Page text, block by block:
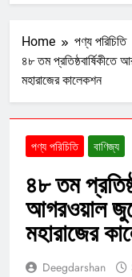
Home
পণ্য পরিচিতি
৪৮ তম প্রতিষ্ঠবার্ষিকীতে
মহারাজের কালেকশন
পণ্য পরিচিতি বাণিজ্য
৪৮ তম
আগরওয়াল
মহারাজের
Deegdarshan